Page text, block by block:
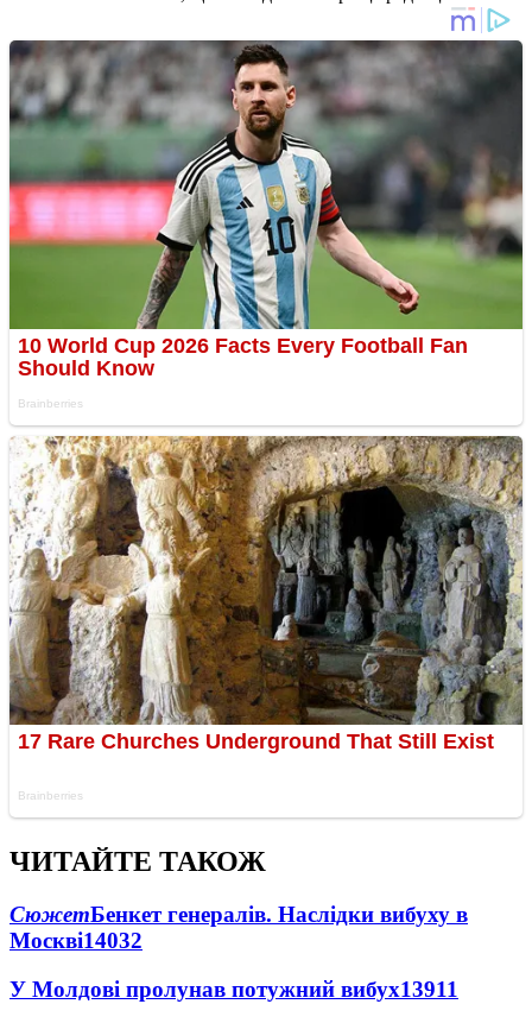
ЧИТАЙТЕ ТАКОЖ
СюжетБенкет генералів. Наслідки вибуху в
Москві14032
У Молдові пролунав потужний вибух13911